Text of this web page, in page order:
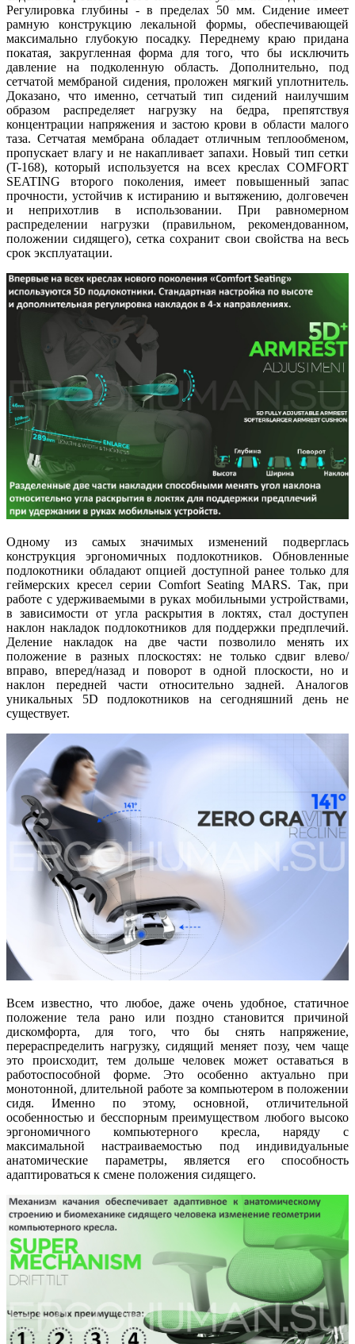
Регулировка глубины - в пределах 50 мм. Сидение имеет
рамную конструкцию лекальной формы, обеспечивающей
максимально глубокую посадку. Переднему краю придана
покатая, закругленная форма для того, что бы исключить
давление на подколенную область. Дополнительно, под
сетчатой мембраной сидения, проложен мягкий уплотнитель.
Доказано, что именно, сетчатый тип сидений наилучшим
образом распределяет нагрузку на бедра, препятствуя
концентрации напряжения и застою крови в области малого
таза. Сетчатая мембрана обладает отличным теплообменом,
пропускает влагу и не накапливает запахи. Новый тип сетки
(T-168), который используется на всех креслах COMFORT
SEATING второго поколения, имеет повышенный запас
прочности, устойчив к истиранию и вытяжению, долговечен
и неприхотлив в использовании. При равномерном
распределении нагрузки (правильном, рекомендованном,
положении сидящего), сетка сохранит свои свойства на весь
срок эксплуатации.
Одному из самых значимых изменений подверглась
конструкция эргономичных подлокотников. Обновленные
подлокотники обладают опцией доступной ранее только для
геймерских кресел серии Comfort Seating MARS. Так, при
работе с удерживаемыми в руках мобильными устройствами,
в зависимости от угла раскрытия в локтях, стал доступен
наклон накладок подлокотников для поддержки предплечий.
Деление накладок на две части позволило менять их
положение в разных плоскостях: не только сдвиг влево/
вправо, вперед/назад и поворот в одной плоскости, но и
наклон передней части относительно задней. Аналогов
уникальных 5D подлокотников на сегодняшний день не
существует.
Всем известно, что любое, даже очень удобное, статичное
положение тела рано или поздно становится причиной
дискомфорта, для того, что бы снять напряжение,
перераспределить нагрузку, сидящий меняет позу, чем чаще
это происходит, тем дольше человек может оставаться в
работоспособной форме. Это особенно актуально при
монотонной, длительной работе за компьютером в положении
сидя. Именно по этому, основной, отличительной
особенностью и бесспорным преимуществом любого высоко
эргономичного компьютерного кресла, наряду с
максимальной настраиваемостью под индивидуальные
анатомические параметры, является его способность
адаптироваться к смене положения сидящего.